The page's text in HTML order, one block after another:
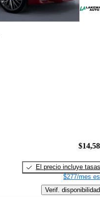
El precio incluye tasas
$277/mes
Verif. disponibilidad